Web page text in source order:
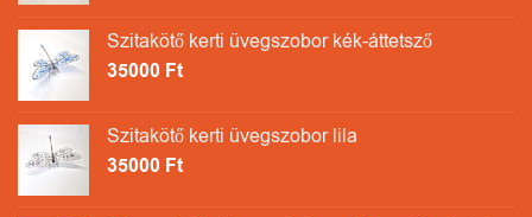
Szitakötő kerti üvegszobor kék-áttetsző
35000 Ft
Szitakötő kerti üvegszobor lila
35000 Ft